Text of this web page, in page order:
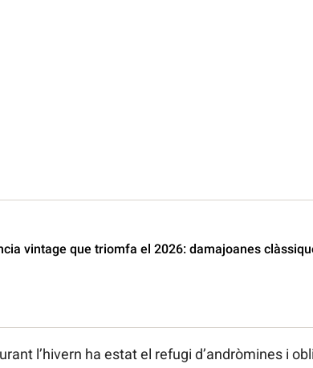
vintage que triomfa el 2026: damajoanes
l’hivern ha estat el refugi d’andròmines i